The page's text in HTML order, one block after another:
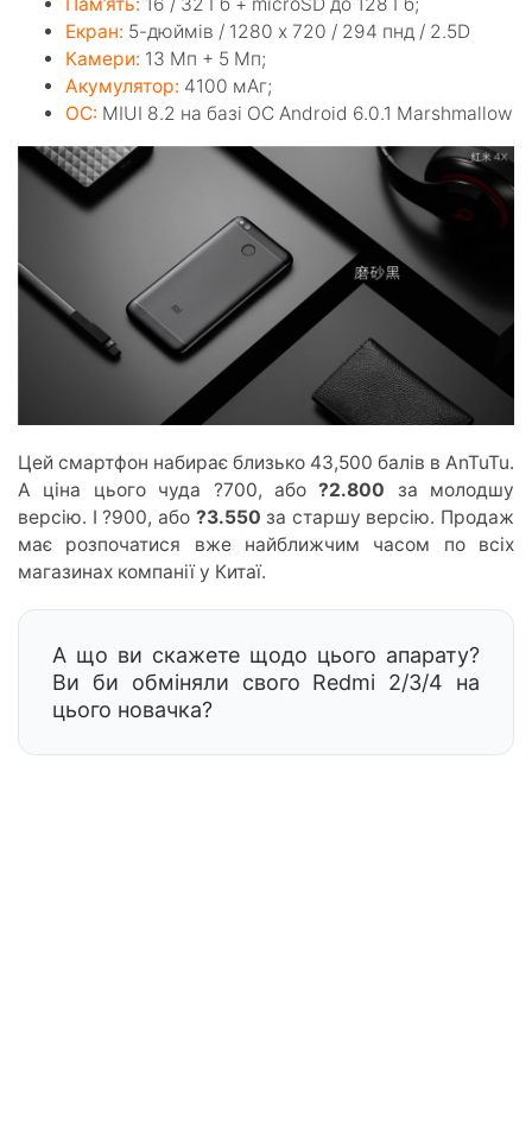
Екран: 5-дюймів / 1280 х 720 / 294 пнд / 2.5D
Камери: 13 Мп + 5 Мп;
Акумулятор: 4100 мАг;
ОС: MIUI 8.2 на базі ОС Android 6.0.1 Marshmallow
Цей смартфон набирає близько 43,500 балів в AnTuTu.
А ціна цього чуда ?700, або?2.800 за молодшу
версію. І ?900, або ?3.550 за старшу версію. Продаж
має розпочатися вже найближчим часом по всіх
магазинах компанії у Китаї.
А що ви скажете щодо цього апарату?
Ви би обміняли свого Redmi 2/3/4 на
цього новачка?